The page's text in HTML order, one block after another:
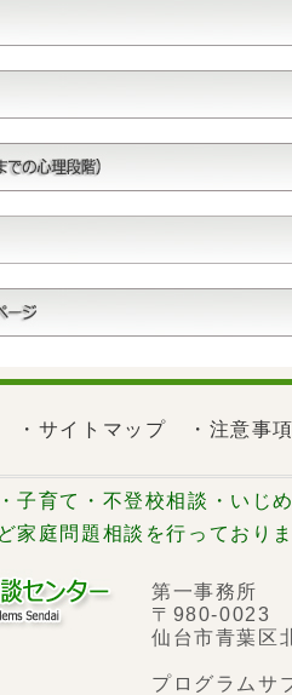
・サイトマップ ・注意事
子育て・不登校相談・いじ
家庭問題相談を行っており
第一事務所
〒980-0023
仙台市青葉区
プログラムサ